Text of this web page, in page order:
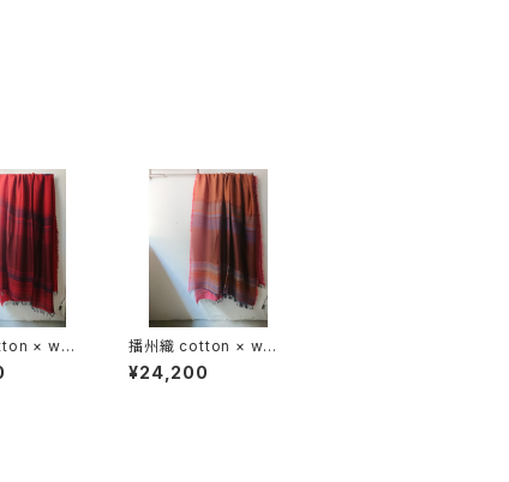
× woo
220-120
播州織 cotton × woo
l __ border 220-120
秋夕GK
¥24,200